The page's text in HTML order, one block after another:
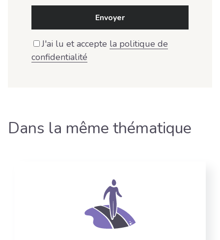
J'ai lu et accepte la politique de
confidentialité
Envoyer
Dans la même thématique